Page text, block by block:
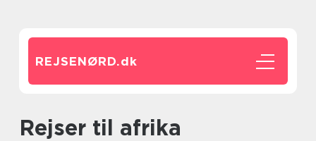
REJSENØRD.dk
rejser til afrika